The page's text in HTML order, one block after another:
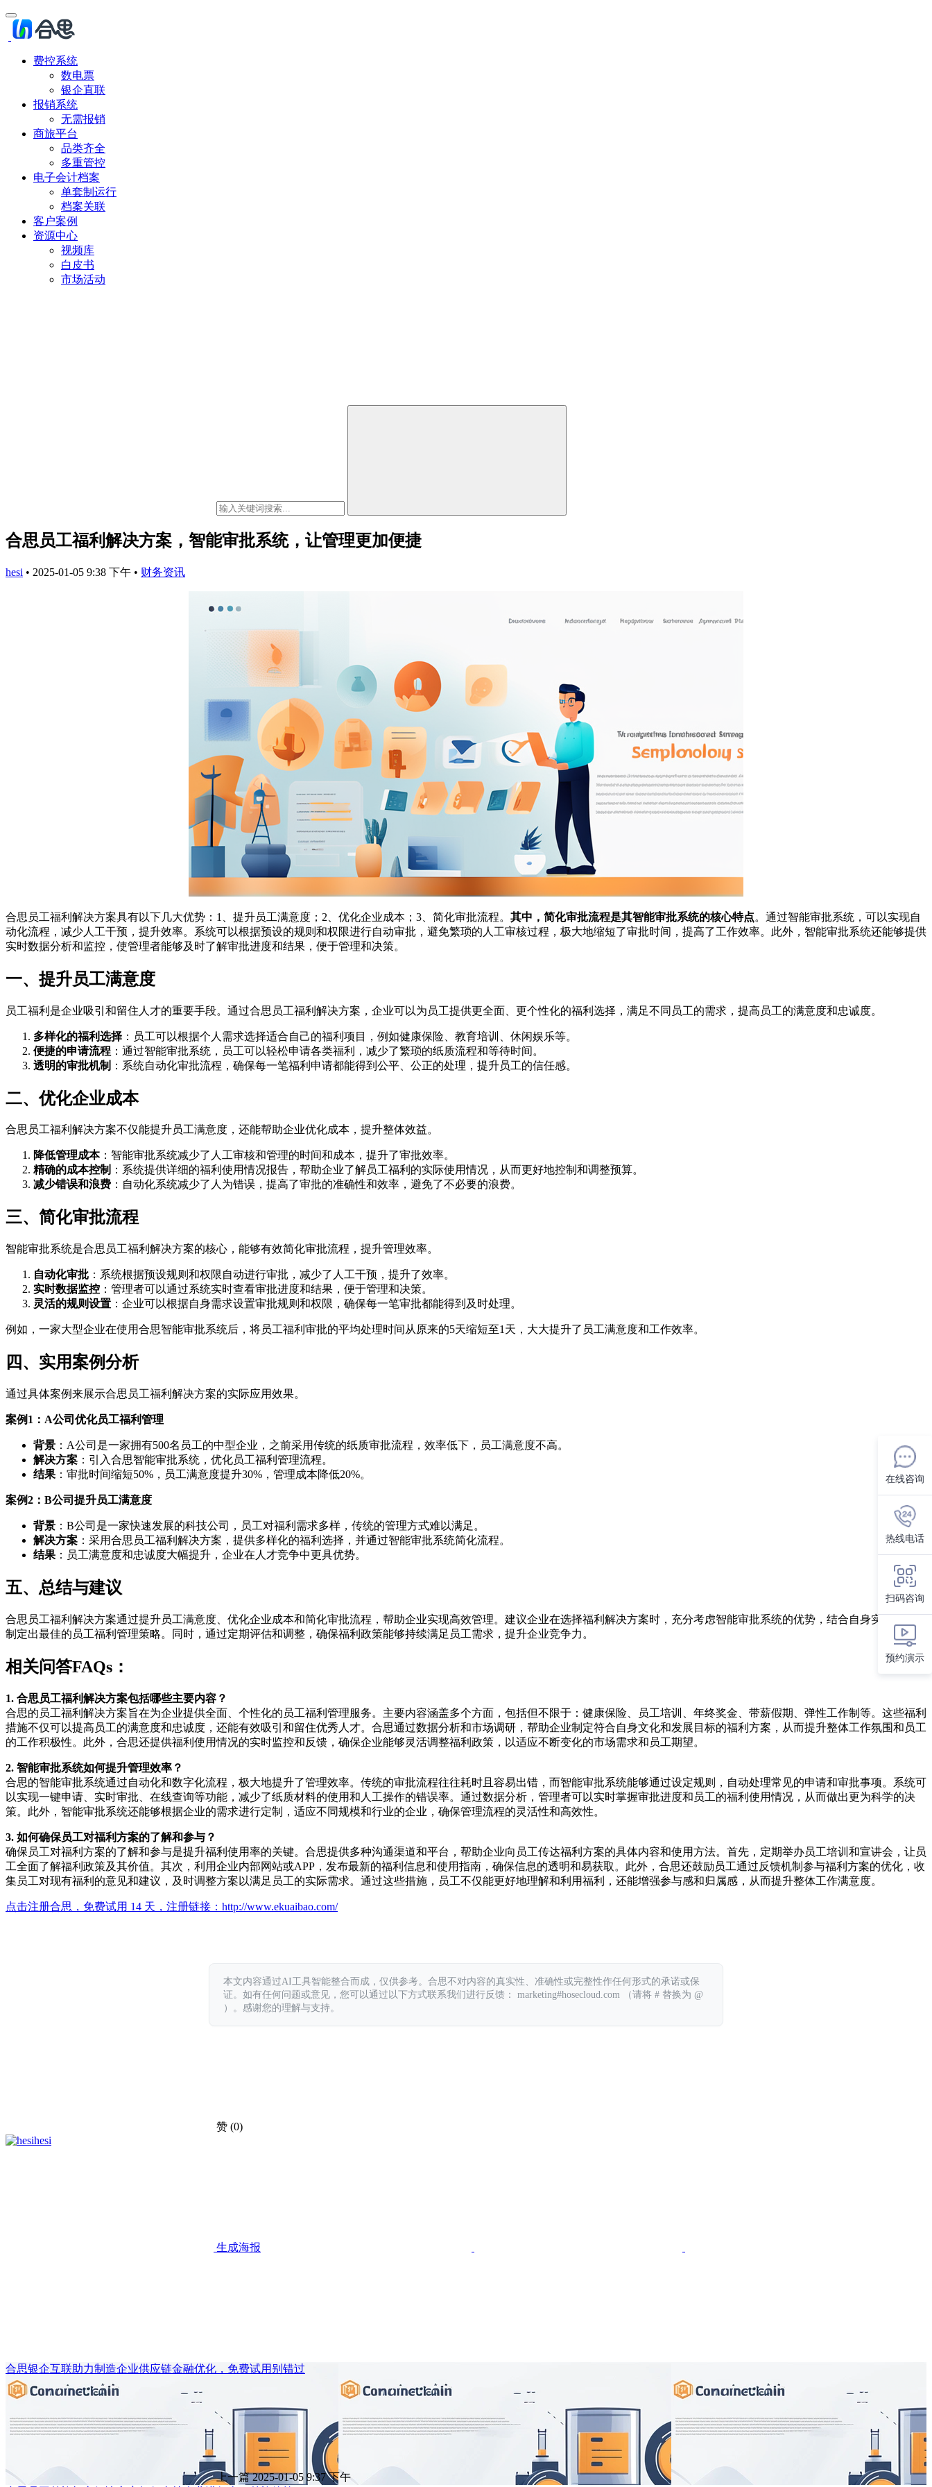
费控系统
数电票
银企直联
报销系统
无需报销
商旅平台
品类齐全
多重管控
电子会计档案
单套制运行
档案关联
客户案例
资源中心
视频库
白皮书
市场活动
合思员工福利解决方案，智能审批系统，让管理更加便捷
hesi • 2025-01-05 9:38 下午 • 财务资讯
合思员工福利解决方案具有以下几大优势：1、提升员工满意度；2、优化企业成本；3、简化审批流程。 其中，简化审批流程是其智能审批系统的核心特点。通过智能审批系统，可以实现自
动化流程，减少人工干预，提升效率。系统可以根据预设的规则和权限进行自动审批，避免繁琐的人工审核过程，极大地缩短了审批时间，提高了工作效率。此外，智能审批系统还能够提供
实时数据分析和监控，使管理者能够及时了解审批进度和结果，便于管理和决策。
一、提升员工满意度
员工福利是企业吸引和留住人才的重要手段。通过合思员工福利解决方案，企业可以为员工提供更全面、更个性化的福利选择，满足不同员工的需求，提高员工的满意度和忠诚度。
多样化的福利选择 ：员工可以根据个人需求选择适合自己的福利项目，例如健康保险、教育培训、休闲娱乐等。
便捷的申请流程 ：通过智能审批系统，员工可以轻松申请各类福利，减少了繁琐的纸质流程和等待时间。
透明的审批机制 ：系统自动化审批流程，确保每一笔福利申请都能得到公平、公正的处理，提升员工的信任感。
二、优化企业成本
合思员工福利解决方案不仅能提升员工满意度，还能帮助企业优化成本，提升整体效益。
降低管理成本：智能审批系统减少了人工审核和管理的时间和成本，提升了审批效率。
精确的成本控制 ：系统提供详细的福利使用情况报告，帮助企业了解员工福利的实际使用情况，从而更好地控制和调整预算。
减少错误和浪费 ：自动化系统减少了人为错误，提高了审批的准确性和效率，避免了不必要的浪费。
三、简化审批流程
智能审批系统是合思员工福利解决方案的核心，能够有效简化审批流程，提升管理效率。
自动化审批 ：系统根据预设规则和权限自动进行审批，减少了人工干预，提升了效率。
实时数据监控 ：管理者可以通过系统实时查看审批进度和结果，便于管理和决策。
灵活的规则设置 ：企业可以根据自身需求设置审批规则和权限，确保每一笔审批都能得到及时处理。
例如，一家大型企业在使用合思智能审批系统后，将员工福利审批的平均处理时间从原来的5天缩短至1天，大大提升了员工满意度和工作效率。
四、实用案例分析
通过具体案例来展示合思员工福利解决方案的实际应用效果。
案例1：A公司优化员工福利管理
背景 ：A公司是一家拥有500名员工的中型企业，之前采用传统的纸质审批流程，效率低下，员工满意度不高。
解决方案 ：引入合思智能审批系统，优化员工福利管理流程。
结果 ：审批时间缩短50%，员工满意度提升30%，管理成本降低20%。
案例2：B公司提升员工满意度
背景 ：B公司是一家快速发展的科技公司，员工对福利需求多样，传统的管理方式难以满足。
解决方案 ：采用合思员工福利解决方案，提供多样化的福利选择，并通过智能审批系统简化流程。
结果 ：员工满意度和忠诚度大幅提升，企业在人才竞争中更具优势。
五、总结与建议
合思员工福利解决方案通过提升员工满意度、优化企业成本和简化审批流程，帮助企业实现高效管理。建议企业在选择福利解决方案时，充分考虑智能审批系统的优势，结合自身实际需求，
制定出最佳的员工福利管理策略。同时，通过定期评估和调整，确保福利政策能够持续满足员工需求，提升企业竞争力。
相关问答FAQs：
1. 合思员工福利解决方案包括哪些主要内容？
合思的员工福利解决方案旨在为企业提供全面、个性化的员工福利管理服务。主要内容涵盖多个方面，包括但不限于：健康保险、员工培训、年终奖金、带薪假期、弹性工作制等。这些福利
措施不仅可以提高员工的满意度和忠诚度，还能有效吸引和留住优秀人才。合思通过数据分析和市场调研，帮助企业制定符合自身文化和发展目标的福利方案，从而提升整体工作氛围和员工
的工作积极性。此外，合思还提供福利使用情况的实时监控和反馈，确保企业能够灵活调整福利政策，以适应不断变化的市场需求和员工期望。
2. 智能审批系统如何提升管理效率？
合思的智能审批系统通过自动化和数字化流程，极大地提升了管理效率。传统的审批流程往往耗时且容易出错，而智能审批系统能够通过设定规则，自动处理常见的申请和审批事项。系统可
以实现一键申请、实时审批、在线查询等功能，减少了纸质材料的使用和人工操作的错误率。通过数据分析，管理者可以实时掌握审批进度和员工的福利使用情况，从而做出更为科学的决
策。此外，智能审批系统还能够根据企业的需求进行定制，适应不同规模和行业的企业，确保管理流程的灵活性和高效性。
3. 如何确保员工对福利方案的了解和参与？
确保员工对福利方案的了解和参与是提升福利使用率的关键。合思提供多种沟通渠道和平台，帮助企业向员工传达福利方案的具体内容和使用方法。首先，定期举办员工培训和宣讲会，让员
工全面了解福利政策及其价值。其次，利用企业内部网站或APP，发布最新的福利信息和使用指南，确保信息的透明和易获取。此外，合思还鼓励员工通过反馈机制参与福利方案的优化，收
集员工对现有福利的意见和建议，及时调整方案以满足员工的实际需求。通过这些措施，员工不仅能更好地理解和利用福利，还能增强参与感和归属感，从而提升整体工作满意度。
点击注册合思，免费试用 14 天，注册链接： http://www.ekuaibao.com/
本文内容通过AI工具智能整合而成，仅供参考。合思不对内容的真实性、准确性或完整性作任何形式的承诺或保
证。如有任何问题或意见，您可以通过以下方式联系我们进行反馈： marketing#hosecloud.com （请将 # 替换为 @
）。感谢您的理解与支持。
赞 (0)
hesi
生成海报
合思银企互联助力制造企业供应链金融优化，免费试用别错过
上一篇 2025-01-05 9:37 下午
在线咨询
热线电话
扫码咨询
预约演示